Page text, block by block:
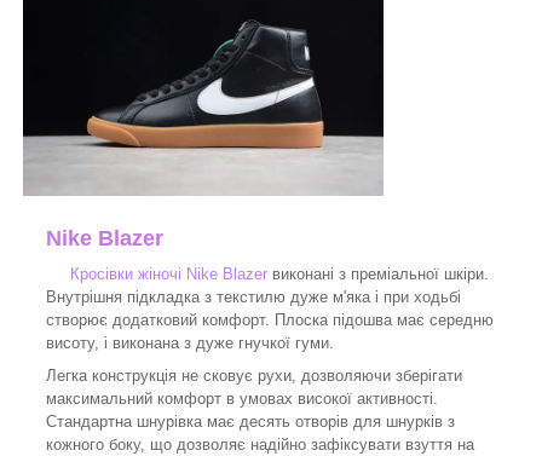
Nike Blazer
Кросівки жіночі Nike Blazer виконані з преміальної шкіри.
Внутрішня підкладка з текстилю дуже м'яка і при ходьбі
створює додатковий комфорт. Плоска підошва має середню
висоту, і виконана з дуже гнучкої гуми.
Легка конструкція не сковує рухи, дозволяючи зберігати
максимальний комфорт в умовах високої активності.
Стандартна шнурівка має десять отворів для шнурків з
кожного боку, що дозволяє надійно зафіксувати взуття на